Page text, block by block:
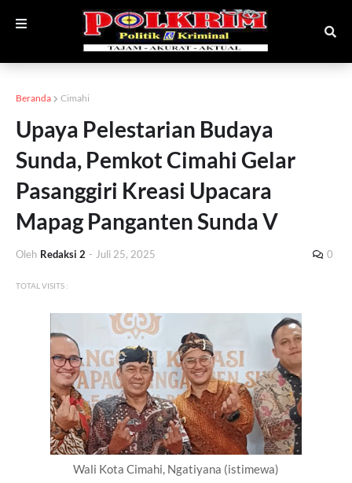
Beranda Cimahi
Upaya Pelestarian Budaya
Sunda, Pemkot Cimahi Gelar
Pasanggiri Kreasi Upacara
Mapag Panganten Sunda V
Oleh Redaksi 2 - Juli 25, 2025 0
TOTAL VISITS :
Wali Kota Cimahi, Ngatiyana (istimewa)